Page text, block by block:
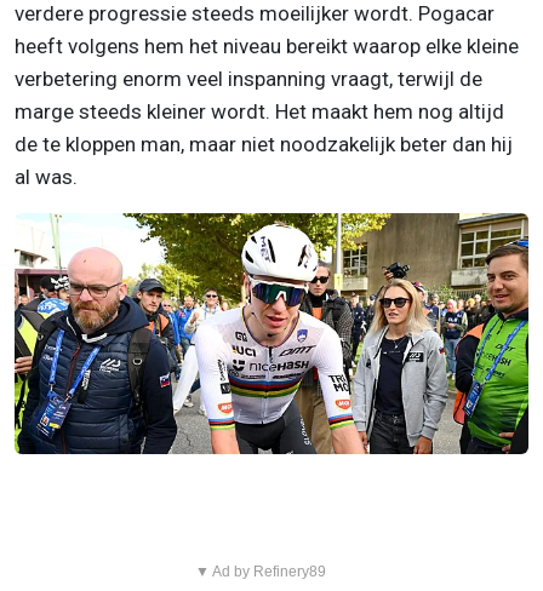
verdere progressie steeds moeilijker wordt. Pogacar
heeft volgens hem het niveau bereikt waarop elke kleine
verbetering enorm veel inspanning vraagt, terwijl de
marge steeds kleiner wordt. Het maakt hem nog altijd
de te kloppen man, maar niet noodzakelijk beter dan hij
al was.
▼ Ad by Refinery89